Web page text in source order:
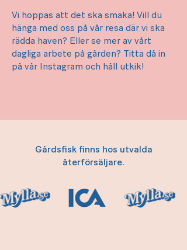
Vi hoppas att det ska smaka! Vill du
hänga med oss på vår resa där vi ska
rädda haven? Eller se mer av vårt
dagliga arbete på gården? Titta då in
på vår Instagram och håll utkik!
Gårdsfisk finns hos utvalda
återförsäljare.